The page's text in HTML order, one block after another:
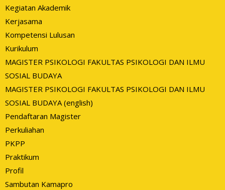
Kegiatan Akademik
Kerjasama
Kompetensi Lulusan
Kurikulum
MAGISTER PSIKOLOGI FAKULTAS PSIKOLOGI DAN ILMU
SOSIAL BUDAYA
MAGISTER PSIKOLOGI FAKULTAS PSIKOLOGI DAN ILMU
SOSIAL BUDAYA (english)
Pendaftaran Magister
Perkuliahan
PKPP
Praktikum
Profil
Sambutan Kamapro